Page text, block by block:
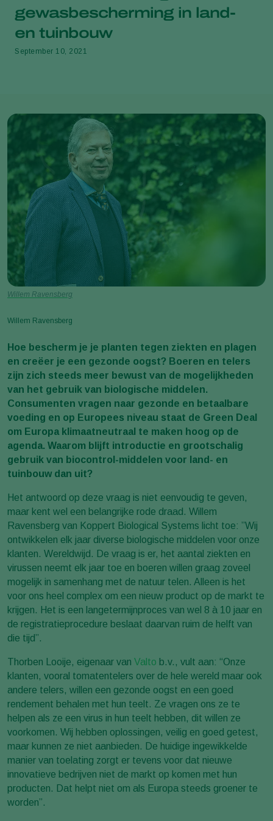
gewasbescherming in land-
en tuinbouw
September 10, 2021
Willem Ravensberg
Willem Ravensberg
Hoe bescherm je je planten tegen ziekten en plagen
en creëer je een gezonde oogst? Boeren en telers
zijn zich steeds meer bewust van de mogelijkheden
van het gebruik van biologische middelen.
Consumenten vragen naar gezonde en betaalbare
voeding en op Europees niveau staat de Green Deal
om Europa klimaatneutraal te maken hoog op de
agenda. Waarom blijft introductie en grootschalig
gebruik van biocontrol-middelen voor land- en
tuinbouw dan uit?
Het antwoord op deze vraag is niet eenvoudig te geven,
maar kent wel een belangrijke rode draad. Willem
Ravensberg van Koppert Biological Systems licht toe: ”Wij
ontwikkelen elk jaar diverse biologische middelen voor onze
klanten. Wereldwijd. De vraag is er, het aantal ziekten en
virussen neemt elk jaar toe en boeren willen graag zoveel
mogelijk in samenhang met de natuur telen. Alleen is het
voor ons heel complex om een nieuw product op de markt te
krijgen. Het is een langetermijnproces van wel 8 à 10 jaar en
de registratieprocedure beslaat daarvan ruim de helft van
die tijd”.
Thorben Looije, eigenaar van Valto b.v., vult aan: “Onze
klanten, vooral tomatentelers over de hele wereld maar ook
andere telers, willen een gezonde oogst en een goed
rendement behalen met hun teelt. Ze vragen ons ze te
helpen als ze een virus in hun teelt hebben, dit willen ze
voorkomen. Wij hebben oplossingen, veilig en goed getest,
maar kunnen ze niet aanbieden. De huidige ingewikkelde
manier van toelating zorgt er tevens voor dat nieuwe
innovatieve bedrijven niet de markt op komen met hun
producten. Dat helpt niet om als Europa steeds groener te
worden”.